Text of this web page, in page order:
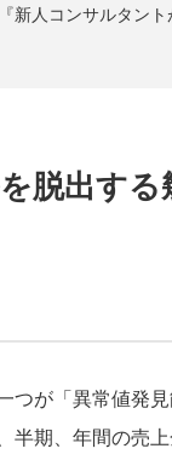
新人コンサルタン
脱出す
が「異常値発
半期、年間の売